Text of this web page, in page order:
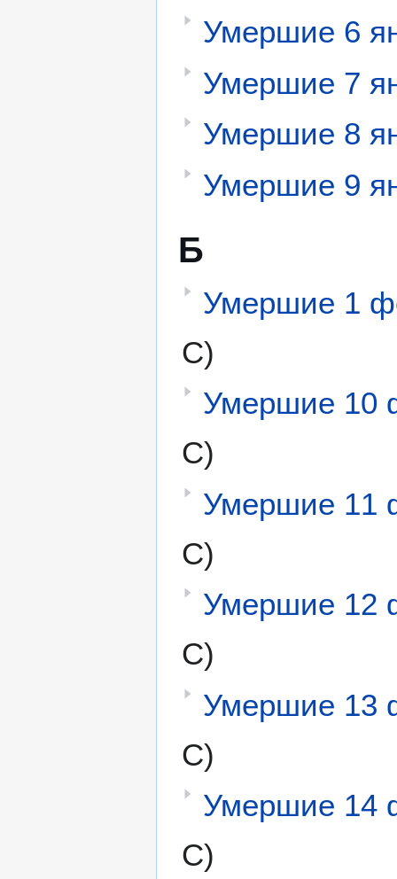
Умершие 6
Умершие 7
Умершие 8
Умершие 9
Б
Умершие 1
С)
Умершие 10
С)
Умершие 11
С)
Умершие 12
С)
Умершие 13
С)
Умершие 14
С)